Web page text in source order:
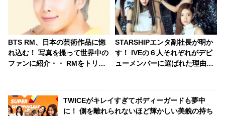
BTS RM、日本の芸術作品に惚
れ込む！ 写真を撮って世界中の
ファンに紹介・・ RMをトリコ
STARSHIPエンタ副社長が明か
す！ IVEの６人それぞれがデビ
ューメンバーに選ばれた理由と
勉さ、情熱・・ 納得のワケが明
かされる
TWICEがキレイすぎてボディーガードも夢中
に！ 側を離れられないほど輝かしい美貌の持ち